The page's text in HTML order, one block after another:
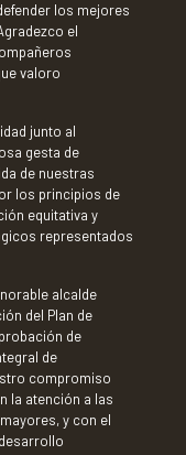
los mejores
el
valoro
junto al
gesta de
de nuestras
los principios de
equitativa y
representados
alcalde
del Plan de
de
de
compromiso
la atención a las
y con el